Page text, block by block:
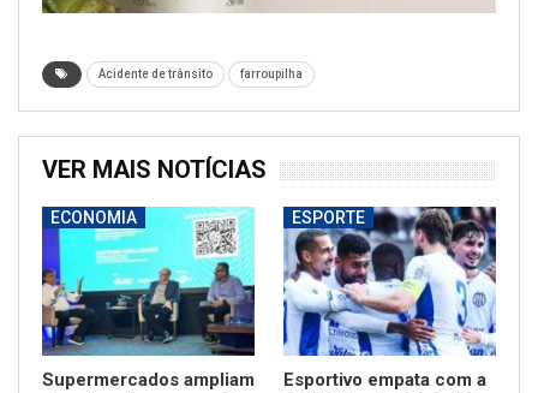
Acidente de trânsito farroupilha
VER MAIS NOTÍCIAS
ECONOMIA
Supermercados ampliam
ESPORTE
Esportivo empata com a